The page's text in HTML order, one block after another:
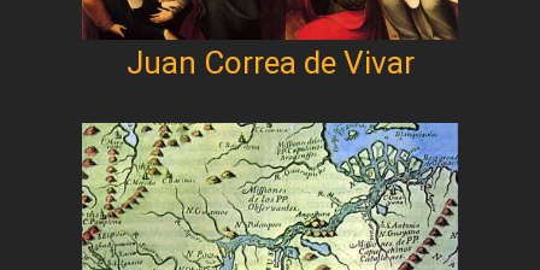
Juan Correa de Vivar